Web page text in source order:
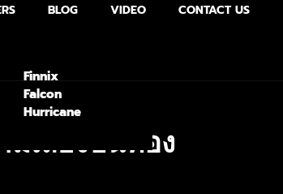
Finnix
Falcon
Hurricane
BLOG VIDEO CONTACT US
เสี่ยงบนท้อง